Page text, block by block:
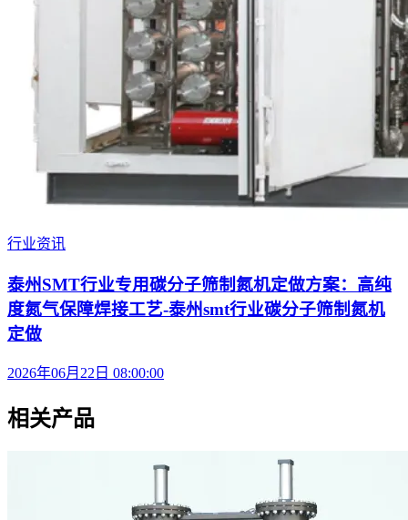
行业资讯
泰州SMT行业专用碳分子筛制氮机定做方案：高纯
度氮气保障焊接工艺-泰州smt行业碳分子筛制氮机
定做
2026年06月22日 08:00:00
相关产品